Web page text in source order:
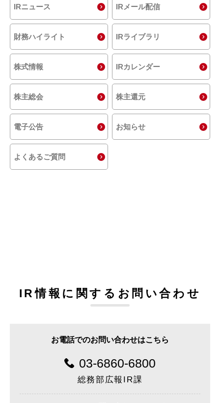
IRニュース IRメール配信
財務ハイライト IRライブラリ
株式情報 IRカレンダー
株主総会 株主還元
電子公告 お知らせ
よくあるご質問
IR情報に関するお問い合わせ
お電話でのお問い合わせはこちら
03-6860-6800
総務部広報IR課